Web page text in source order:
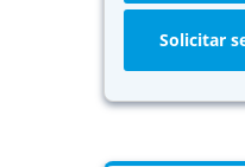
Solicitar